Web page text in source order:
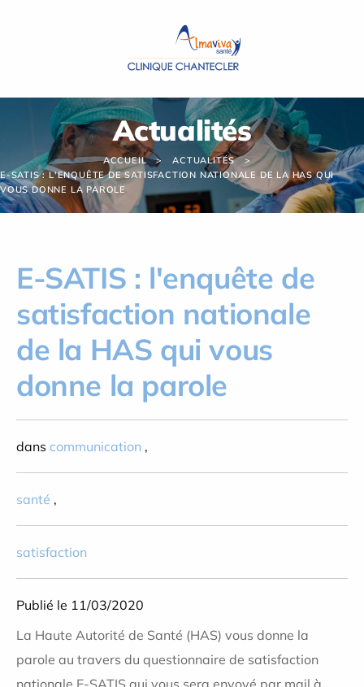
Actualités
ACCUEIL
ACTUALITÉS
E-SATIS : L'ENQUÊTE DE SATISFACTION NATIONALE DE LA HAS QUI
VOUS DONNE LA PAROLE
E-SATIS : l'enquête de
satisfaction nationale
de la HAS qui vous
donne la parole
dans communication ,
santé ,
satisfaction
Publié le 11/03/2020
La Haute Autorité de Santé (HAS) vous donne la
parole au travers du questionnaire de satisfaction
nationale E-SATIS qui vous sera envoyé par mail à